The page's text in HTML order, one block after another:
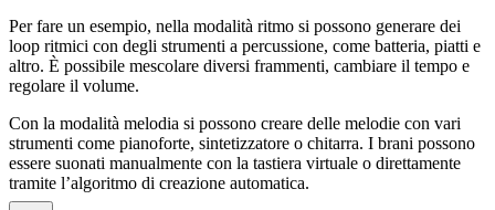
Per fare un esempio, nella modalità ritmo si possono generare dei
loop ritmici con degli strumenti a percussione, come batteria, piatti e
altro. È possibile mescolare diversi frammenti, cambiare il tempo e
regolare il volume.
Con la modalità melodia si possono creare delle melodie con vari
strumenti come pianoforte, sintetizzatore o chitarra. I brani possono
essere suonati manualmente con la tastiera virtuale o direttamente
tramite l’algoritmo di creazione automatica.